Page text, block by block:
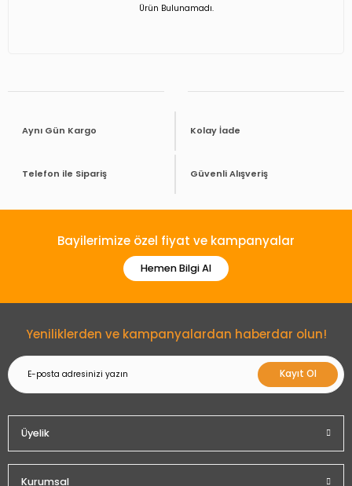
Ürün Bulunamadı.
Aynı Gün Kargo Kolay İade
Telefon ile Sipariş Güvenli Alışveriş
Bayilerimize özel fiyat ve kampanyalar
Hemen Bilgi Al
Yeniliklerden ve kampanyalardan haberdar olun!
Kayıt Ol
Üyelik
Kurumsal